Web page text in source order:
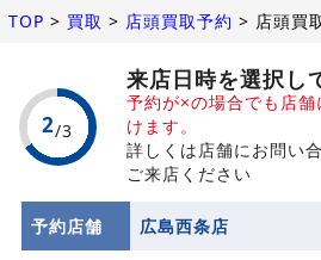
TOP > 買取 > 店頭買取予約 > 店頭買
来店日時を選択し
予約が×の場合でも店
けます。
詳しくは店舗にお問い
ご来店ください
予約店舗 広島西条店